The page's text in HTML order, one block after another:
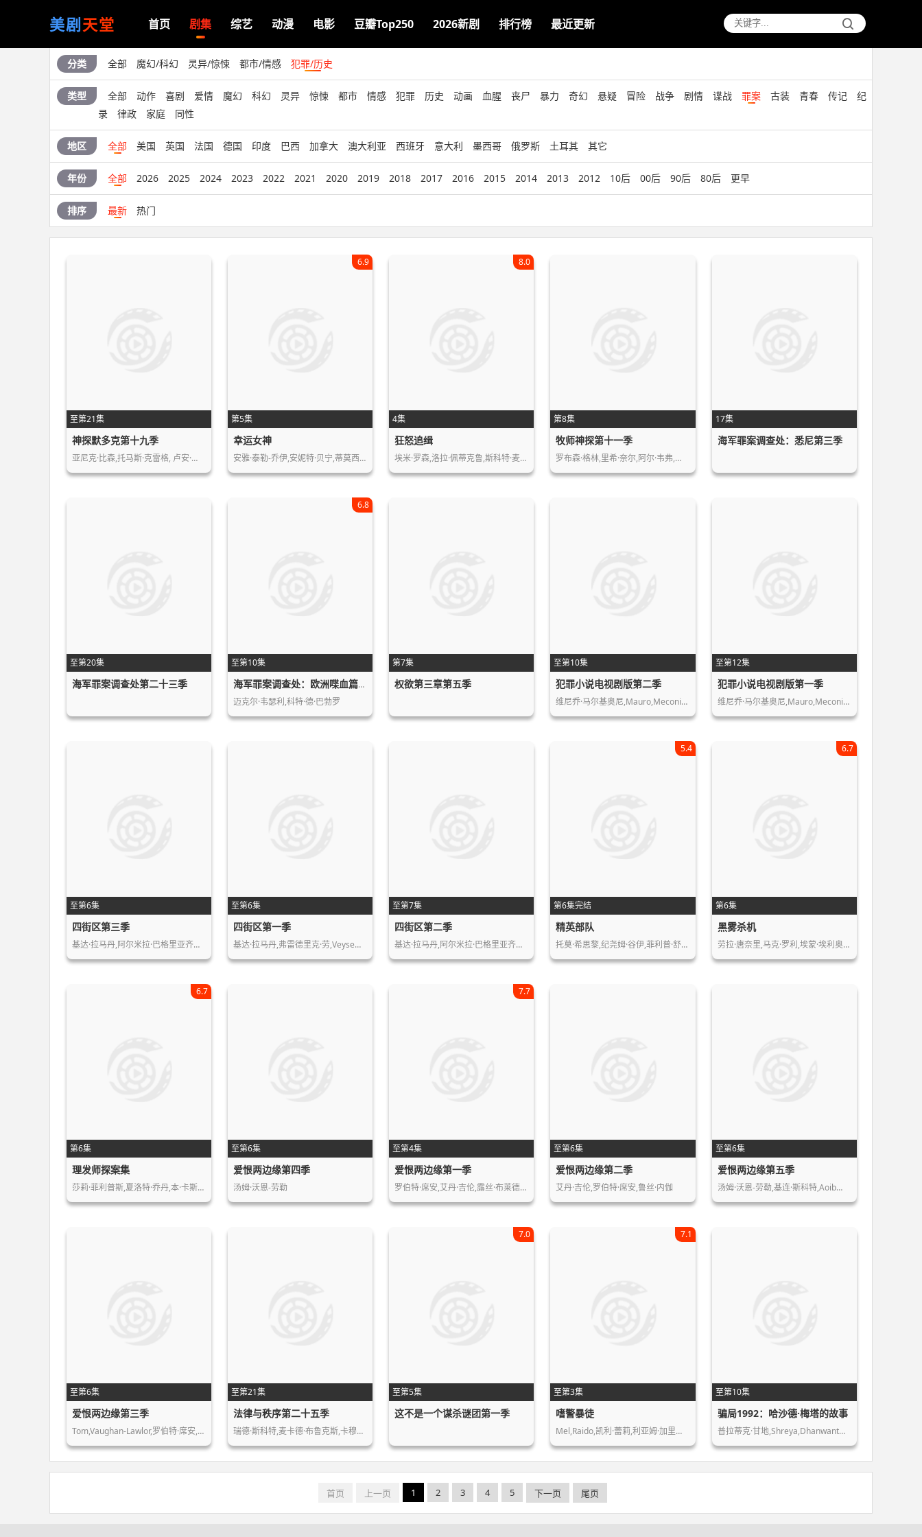
美剧天堂 首页 剧集 综艺 动漫 电影 豆瓣Top250 2026新剧 排行榜 最近更新
分类 全部 魔幻/科幻 灵异/惊悚 都市/情感 犯罪/历史
类型 全部 动作 喜剧 爱情 魔幻 科幻 灵异 惊悚 都市 情感 犯罪 历史 动画 血腥 丧尸 暴力 奇幻 悬疑 冒险 战争 剧情 谍战 罪案 古装 青春 传记
纪
录
律政 家庭 同性
地区 全部 美国 英国 法国 德国 印度 巴西 加拿大 澳大利亚 西班牙 意大利 墨西哥 俄罗斯 土耳其 其它
年份 全部 2026 2025 2024 2023 2022 2021 2020 2019 2018 2017 2016 2015 2014 2013 2012 10后 00后 90后 80后 更早
排序 最新 热门
至第21集
神探默多克第十九季
亚尼克·比森,托马斯·克雷格, 卢安·…
第5集
6.9
幸运女神
安雅·泰勒-乔伊,安妮特·贝宁,蒂莫西…
4集
8.0
狂怒追缉
埃米·罗森,洛拉·佩蒂克鲁,斯科特·麦…
第8集
牧师神探第十一季
罗布森·格林,里希·奈尔,阿尔·韦弗,…
17集
海军罪案调查处：悉尼第三季
至第20集
海军罪案调查处第二十三季
至第10集
6.8
海军罪案调查处：欧洲喋血篇第一季
迈克尔·韦瑟利,科特·德·巴勃罗
第7集
权欲第三章第五季
至第10集
犯罪小说电视剧版第二季
维尼乔·马尔基奥尼,Mauro,Meconi…
至第12集
犯罪小说电视剧版第一季
维尼乔·马尔基奥尼,Mauro,Meconi…
至第6集
四街区第三季
基达·拉马丹,阿尔米拉·巴格里亚齐克…
至第6集
四街区第一季
基达·拉马丹,弗雷德里克·劳,Veyse…
至第7集
四街区第二季
基达·拉马丹,阿尔米拉·巴格里亚齐克…
第6集完结
5.4
精英部队
托莫·希思黎,纪尧姆·谷伊,菲利普·舒…
第6集
6.7
黑雾杀机
劳拉·唐奈里,马克·罗利,埃蒙·埃利奥…
第6集
6.7
理发师探案集
莎莉·菲利普斯,夏洛特·乔丹,本·卡斯…
至第6集
爱恨两边缘第四季
汤姆·沃恩-劳勒
至第4集
7.7
爱恨两边缘第一季
罗伯特·席安,艾丹·吉伦,露丝·布莱德…
至第6集
爱恨两边缘第二季
艾丹·吉伦,罗伯特·席安,鲁丝·内伽
至第6集
爱恨两边缘第五季
汤姆·沃恩-劳勒,基连·斯科特,Aoib…
至第6集
爱恨两边缘第三季
Tom,Vaughan-Lawlor,罗伯特·席安,Killian,Sc…
至第21集
法律与秩序第二十五季
瑞德·斯科特,麦卡德·布鲁克斯,卡穆琳…
至第5集
7.0
这不是一个谋杀谜团第一季
至第3集
7.1
嗜警暴徒
Mel,Raido,凯利·蕾莉,利亚姆·加里根…
至第10集
骗局1992：哈沙德·梅塔的故事
普拉蒂克·甘地,Shreya,Dhanwant…
首页 上一页 1 2 3 4 5 下一页 尾页